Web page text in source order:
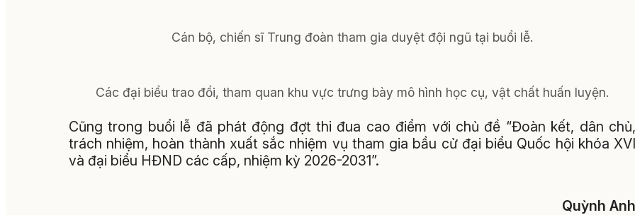
Cán bộ, chiến sĩ Trung đoàn tham gia duyệt đội ngũ tại buổi lễ.
Các đại biểu trao đổi, tham quan khu vực trưng bày mô hình học cụ, vật chất huấn luyện.
Cũng trong buổi lễ đã phát động đợt thi đua cao điểm với chủ đề “Đoàn kết, dân chủ,
trách nhiệm, hoàn thành xuất sắc nhiệm vụ tham gia bầu cử đại biểu Quốc hội khóa XVI
và đại biểu HĐND các cấp, nhiệm kỳ 2026-2031”.
Quỳnh Anh